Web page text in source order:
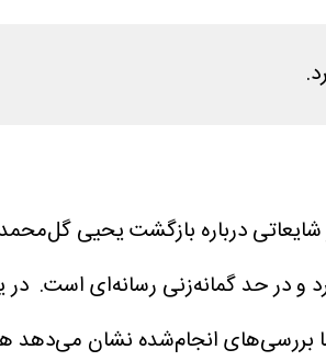
شایعاتی درباره بازگشت یحیی
در حد گمانه‌زنی رسانه‌ای است. در
انجام‌شده نشان می‌دهد هیچ